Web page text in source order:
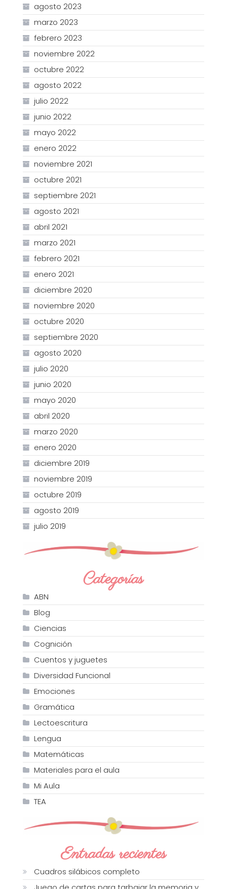
agosto 2023
marzo 2023
febrero 2023
noviembre 2022
octubre 2022
agosto 2022
julio 2022
junio 2022
mayo 2022
enero 2022
noviembre 2021
octubre 2021
septiembre 2021
agosto 2021
abril 2021
marzo 2021
febrero 2021
enero 2021
diciembre 2020
noviembre 2020
octubre 2020
septiembre 2020
agosto 2020
julio 2020
junio 2020
mayo 2020
abril 2020
marzo 2020
enero 2020
diciembre 2019
noviembre 2019
octubre 2019
agosto 2019
julio 2019
Categorías
ABN
Blog
Ciencias
Cognición
Cuentos y juguetes
Diversidad Funcional
Emociones
Gramática
Lectoescritura
Lengua
Matemáticas
Materiales para el aula
Mi Aula
TEA
Entradas recientes
Cuadros silábicos completo